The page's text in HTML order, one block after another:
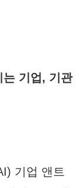
는 기업, 기관
기업 앤트